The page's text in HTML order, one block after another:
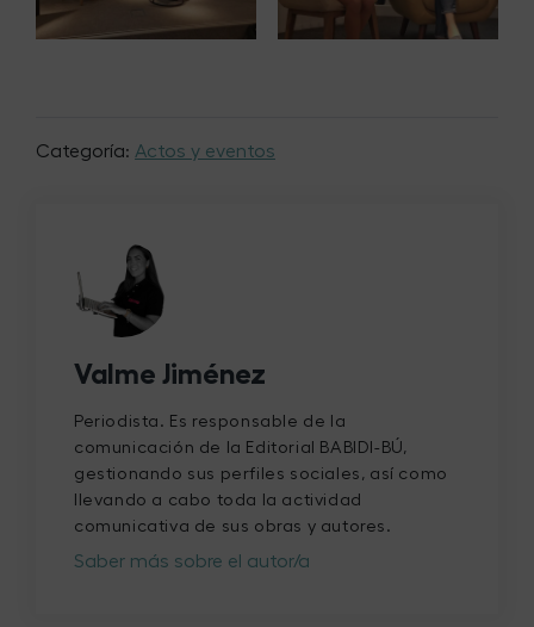
Categoría: Actos y eventos
Valme Jiménez
Periodista. Es responsable de la
comunicación de la Editorial BABIDI-BÚ,
gestionando sus perfiles sociales, así como
llevando a cabo toda la actividad
comunicativa de sus obras y autores.
Saber más sobre el autor/a